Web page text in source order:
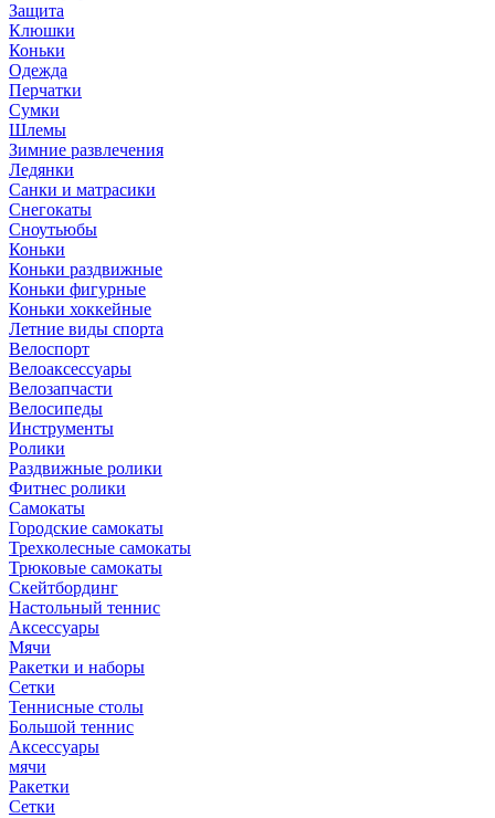
Защита
Клюшки
Коньки
Одежда
Перчатки
Сумки
Шлемы
Зимние развлечения
Ледянки
Санки и матрасики
Снегокаты
Сноутьюбы
Коньки
Коньки раздвижные
Коньки фигурные
Коньки хоккейные
Летние виды спорта
Велоспорт
Велоаксессуары
Велозапчасти
Велосипеды
Инструменты
Ролики
Раздвижные ролики
Фитнес ролики
Самокаты
Городские самокаты
Трехколесные самокаты
Трюковые самокаты
Скейтбординг
Настольный теннис
Аксессуары
Мячи
Ракетки и наборы
Сетки
Теннисные столы
Большой теннис
Аксессуары
мячи
Ракетки
Сетки